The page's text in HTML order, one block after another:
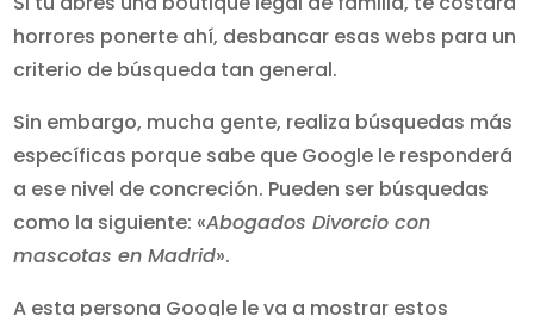
horrores ponerte ahí, desbancar esas webs para un
criterio de búsqueda tan general.
Sin embargo, mucha gente, realiza búsquedas más
específicas porque sabe que Google le responderá
a ese nivel de concreción. Pueden ser búsquedas
como la siguiente: «Abogados Divorcio con
mascotas en Madrid».
A esta persona Google le va a mostrar estos